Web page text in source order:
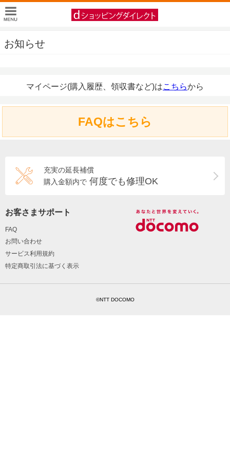
お知らせ
マイページ(購入履歴、領収書など)はこちらから
FAQはこちら
充実の延長補償
購入金額内で 何度でも修理OK
お客さまサポート
FAQ
お問い合わせ
サービス利用規約
特定商取引法に基づく表示
©NTT DOCOMO